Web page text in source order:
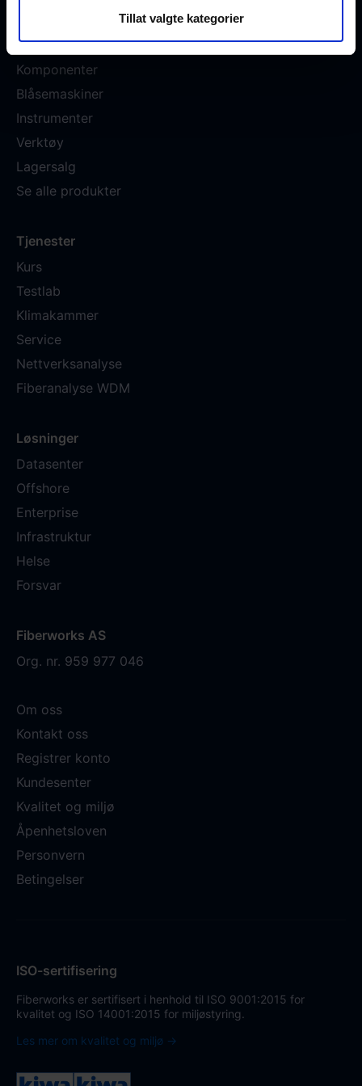
Tillat valgte kategorier
Paneler/skap
Komponenter
Blåsemaskiner
Instrumenter
Verktøy
Lagersalg
Se alle produkter
Tjenester
Kurs
Testlab
Klimakammer
Service
Nettverksanalyse
Fiberanalyse WDM
Løsninger
Datasenter
Offshore
Enterprise
Infrastruktur
Helse
Forsvar
Fiberworks AS
Org. nr. 959 977 046
Om oss
Kontakt oss
Registrer konto
Kundesenter
Kvalitet og miljø
Åpenhetsloven
Personvern
Betingelser
ISO-sertifisering
Fiberworks er sertifisert i henhold til ISO 9001:2015 for
kvalitet og ISO 14001:2015 for miljøstyring.
Les mer om kvalitet og miljø →